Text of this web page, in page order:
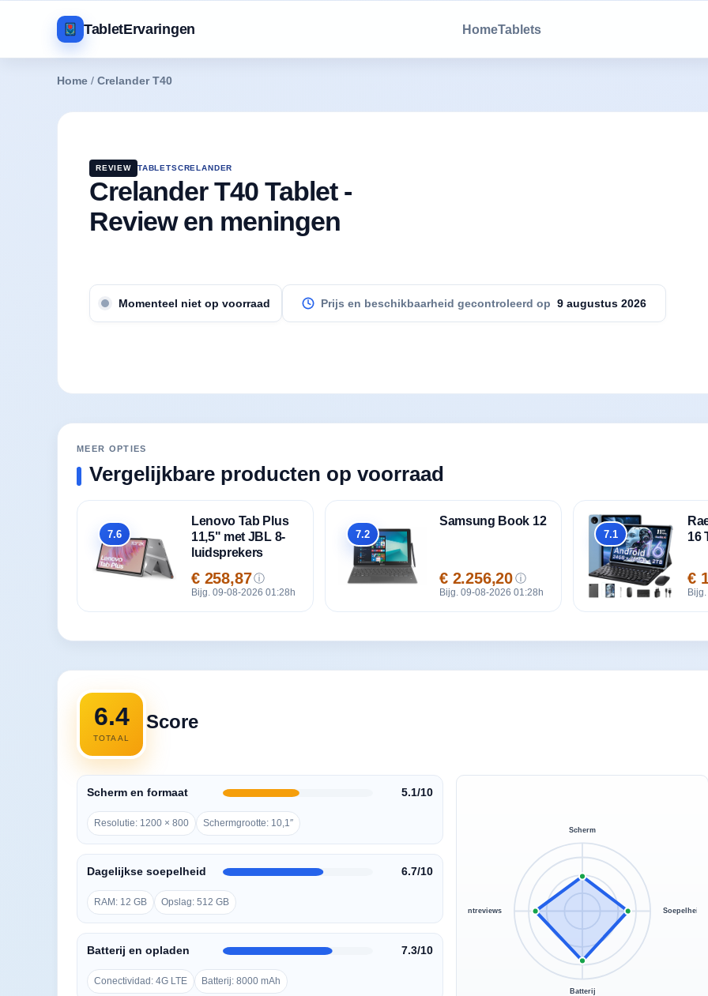
TabletErvaringen HomeTablets
Home / Crelander T40
REVIEW TABLETSCRELANDER
Crelander T40 Tablet -
Review en meningen
Momenteel niet op voorraad Prijs en beschikbaarheid gecontroleerd op 9 augustus 2026
MEER OPTIES
Vergelijkbare producten op voorraad
Totaal
7.6
Lenovo Tab Plus
11,5" met JBL 8-
luidsprekers
Prijs
€ 258,87 ⓘ
Bijg. 09-08-2026 01:28h
Totaal
7.2
Samsung Book 12
Prijs
€ 2.256,20 ⓘ
Bijg. 09-08-2026 01:28h
Totaal
7.1
16
€
6.4
TOTAAL
Score
Scherm en formaat 5.1/10
Resolutie: 1200 × 800 Schermgrootte: 10,1″
Dagelijkse soepelheid 6.7/10
RAM: 12 GB Opslag: 512 GB
Batterij en opladen 7.3/10
Conectividad: 4G LTE Batterij: 8000 mAh
Scherm
Soepelheid
Batterij
Klantreviews